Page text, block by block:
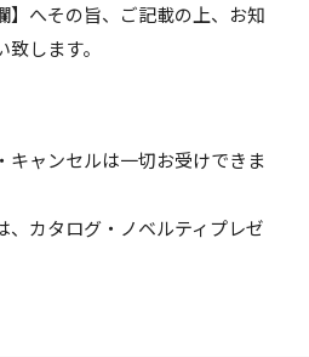
】へその旨、ご記載の上、お知
します。
キャンセルは一切お受けできま
、カタログ・ノベルティプレゼ